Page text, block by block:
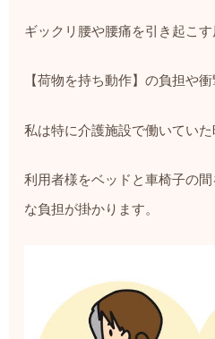
ギックリ腰や腰痛を引き起こ
【荷物を持ち動作】の負担や衝
私は特に介護施設で働いてい
利用者様をベッドと車椅子の
な負担が掛かります。